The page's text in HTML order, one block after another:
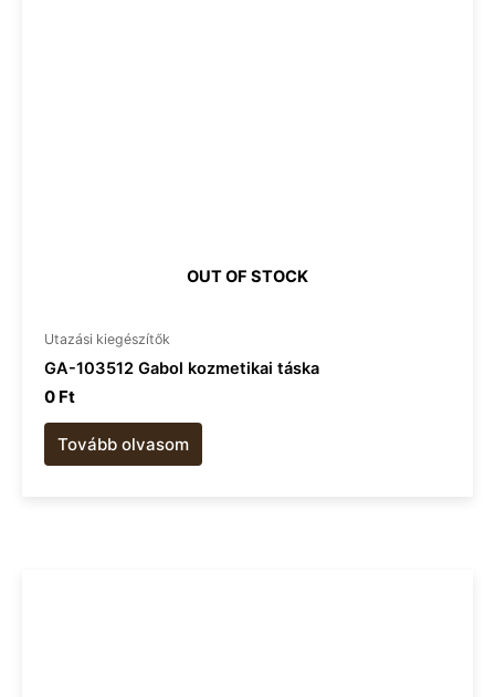
OUT OF STOCK
Utazási kiegészítők
GA-103512 Gabol kozmetikai táska
0 Ft
Tovább olvasom